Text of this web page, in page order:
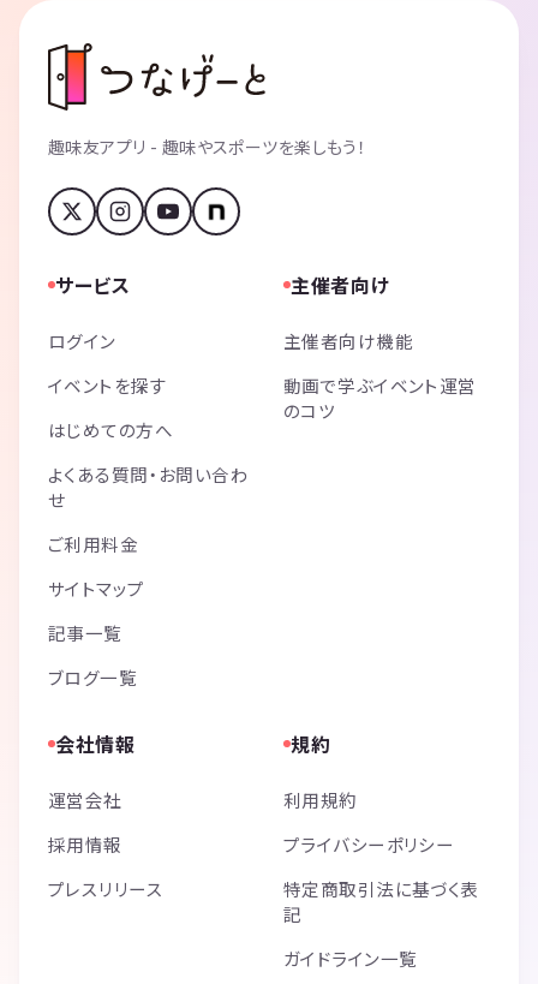
趣味友アプリ - 趣味やスポーツを楽しもう！
サービス
ログイン
イベントを探す
はじめての方へ
よくある質問・お問い合わ
せ
ご利用料金
サイトマップ
記事一覧
ブログ一覧
主催者向け
主催者向け機能
動画で学ぶイベント運営
のコツ
会社情報
運営会社
採用情報
プレスリリース
規約
利用規約
プライバシーポリシー
特定商取引法に基づく表
記
ガイドライン一覧